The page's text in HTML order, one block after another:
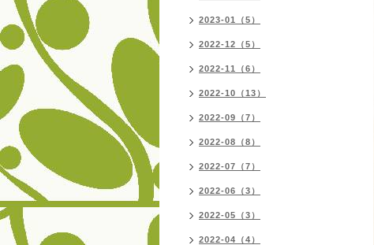
2023-01（5）
2022-12（5）
2022-11（6）
2022-10（13）
2022-09（7）
2022-08（8）
2022-07（7）
2022-06（3）
2022-05（3）
2022-04（4）